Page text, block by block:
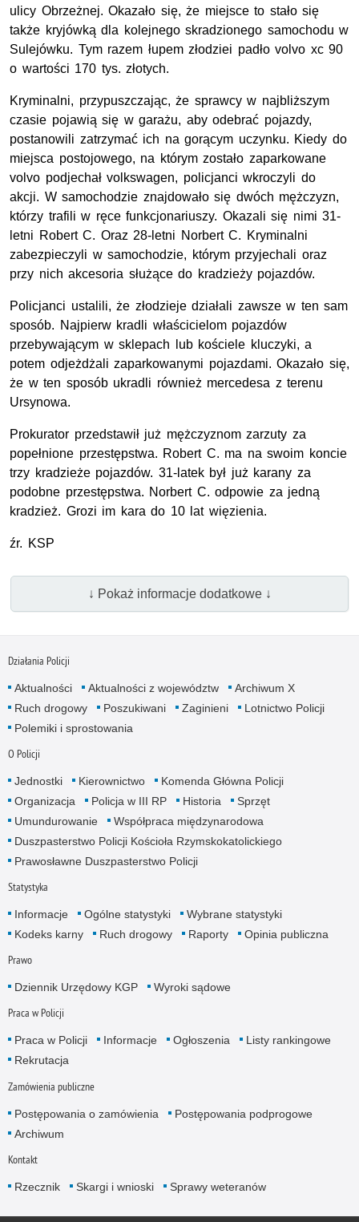
ulicy Obrzeżnej. Okazało się, że miejsce to stało się
także kryjówką dla kolejnego skradzionego samochodu w
Sulejówku. Tym razem łupem złodziei padło volvo xc 90
o wartości 170 tys. złotych.
Kryminalni, przypuszczając, że sprawcy w najbliższym
czasie pojawią się w garażu, aby odebrać pojazdy,
postanowili zatrzymać ich na gorącym uczynku. Kiedy do
miejsca postojowego, na którym zostało zaparkowane
volvo podjechał volkswagen, policjanci wkroczyli do
akcji. W samochodzie znajdowało się dwóch mężczyzn,
którzy trafili w ręce funkcjonariuszy. Okazali się nimi 31-
letni Robert C. Oraz 28-letni Norbert C. Kryminalni
zabezpieczyli w samochodzie, którym przyjechali oraz
przy nich akcesoria służące do kradzieży pojazdów.
Policjanci ustalili, że złodzieje działali zawsze w ten sam
sposób. Najpierw kradli właścicielom pojazdów
przebywającym w sklepach lub kościele kluczyki, a
potem odjeżdżali zaparkowanymi pojazdami. Okazało się,
że w ten sposób ukradli również mercedesa z terenu
Ursynowa.
Prokurator przedstawił już mężczyznom zarzuty za
popełnione przestępstwa. Robert C. ma na swoim koncie
trzy kradzieże pojazdów. 31-latek był już karany za
podobne przestępstwa. Norbert C. odpowie za jedną
kradzież. Grozi im kara do 10 lat więzienia.
źr. KSP
↓ Pokaż informacje dodatkowe ↓
Działania Policji
Aktualności Aktualności z województw
Archiwum X
Ruch drogowy
Poszukiwani Zaginieni
Lotnictwo Policji
Polemiki i sprostowania
O Policji
Jednostki Kierownictwo
Komenda Główna Policji
Organizacja
Policja w III RP Historia
Sprzęt
Umundurowanie
Współpraca międzynarodowa
Duszpasterstwo Policji Kościoła Rzymskokatolickiego
Prawosławne Duszpasterstwo Policji
Statystyka
Informacje Ogólne statystyki
Wybrane statystyki
Kodeks karny
Ruch drogowy Raporty Opinia publiczna
Prawo
Dziennik Urzędowy KGP Wyroki sądowe
Praca w Policji
Praca w Policji Informacje Ogłoszenia
Listy rankingowe
Rekrutacja
Zamówienia publiczne
Postępowania o zamówienia
Postępowania podprogowe
Archiwum
Kontakt
Rzecznik Skargi i wnioski Sprawy weteranów